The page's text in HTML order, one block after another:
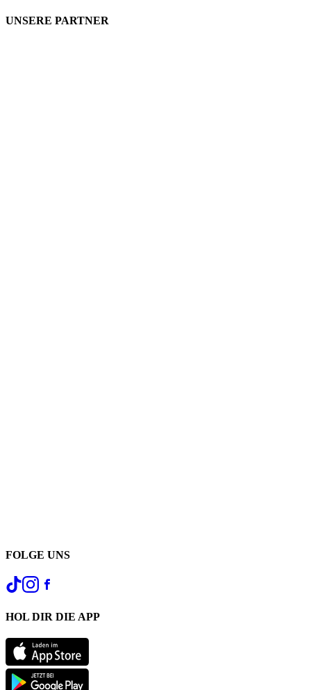
UNSERE PARTNER
FOLGE UNS
HOL DIR DIE APP